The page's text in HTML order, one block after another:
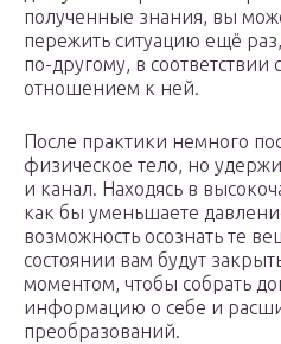
полученные знания, вы
пережить ситуацию ещё
по-другому, в
отношением к ней.
После практики немного
физическое тело, но
и канал. Находясь в
как бы уменьшаете
возможность осознать те
состоянии вам будут
моментом, чтобы собрать
информацию о себе и
преобразований.